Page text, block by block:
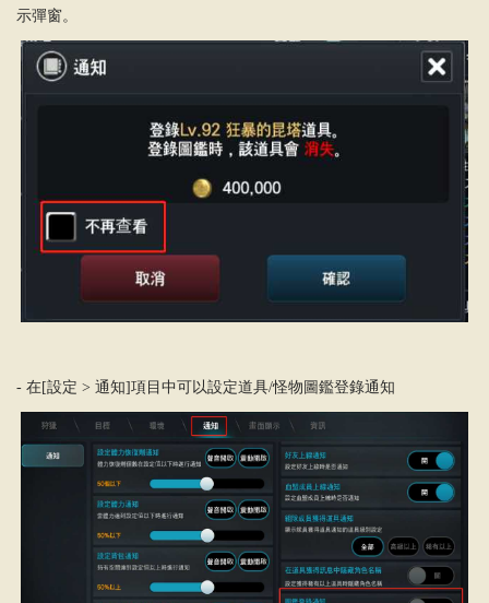
示彈窗。
- 在[設定 > 通知]項目中可以設定道具/怪物圖鑑登錄通知